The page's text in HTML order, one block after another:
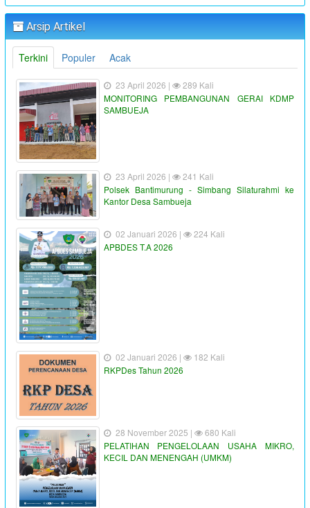
Arsip Artikel
Terkini Populer Acak
23 April 2026 |
289 Kali
MONITORING PEMBANGUNAN GERAI KDMP
SAMBUEJA
23 April 2026 |
241 Kali
Polsek Bantimurung - Simbang Silaturahmi ke
Kantor Desa Sambueja
02 Januari 2026 |
224 Kali
APBDES T.A 2026
02 Januari 2026 |
182 Kali
RKPDes Tahun 2026
28 November 2025 |
680 Kali
PELATIHAN PENGELOLAAN USAHA MIKRO,
KECIL DAN MENENGAH (UMKM)